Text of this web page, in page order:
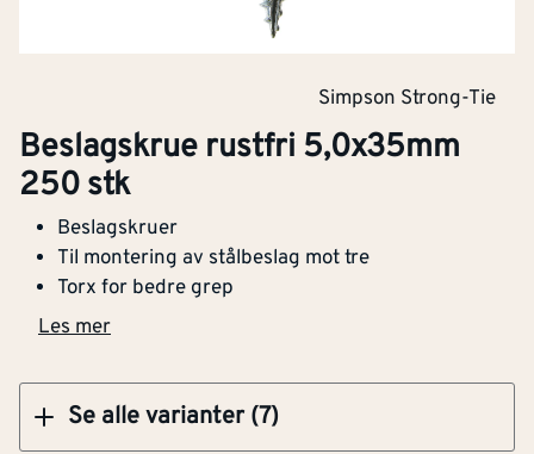
Simpson Strong-Tie
Beslagskrue rustfri 5,0x35mm
250 stk
Beslagskruer
Til montering av stålbeslag mot tre
Torx for bedre grep
Les mer
Se alle varianter (7)
Beslagskrue rustfri 5,0x35mm 250 stk
Klikk og hent